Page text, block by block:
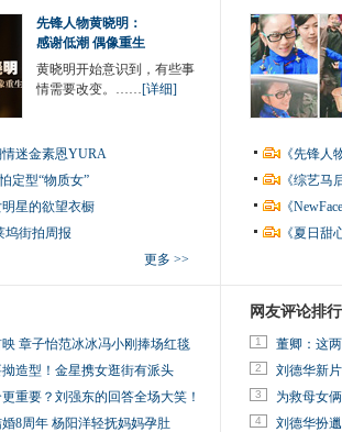
先锋人物黄晓明：
感谢低潮 偶像重生
黄晓明开始意识到，有些事
情需要改变。……[详细]
情迷金素恩YURA
定型“物质女”
星的欲望衣橱
坞街拍周报
更多 >>
《先锋
《综艺
《
《夏日
映 章子怡范冰冰冯小刚捧场红毯
造型！金星携女逛街有派头
重要？刘强东的回答全场大笑！
8周年 杨阳洋轻抚妈妈孕肚
网友评论排行
1 董卿：这
2 刘德华新
3 为救母女
4 刘德华扮